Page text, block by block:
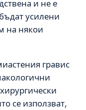
и не е
усилени
на някои
гравис
се използват,